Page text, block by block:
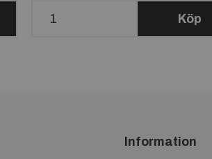
Köp
Information